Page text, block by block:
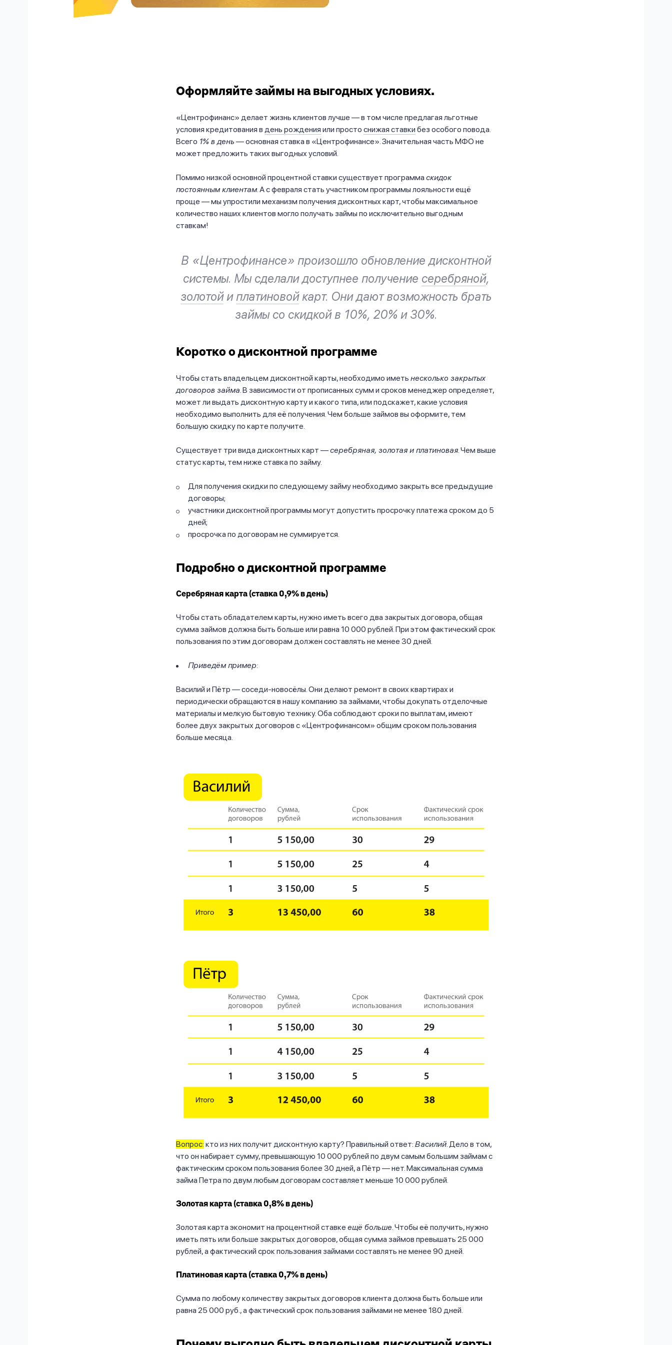
Оформляйте займы на выгодных условиях.
«Центрофинанс» делает жизнь клиентов лучше — в том числе предлагая льготные
условия кредитования в день рождения или просто снижая ставки без особого повода.
Всего 1% в день — основная ставка в «Центрофинансе». Значительная часть МФО не
может предложить таких выгодных условий.
Помимо низкой основной процентной ставки существует программа скидок
постоянным клиентам. А с февраля стать участником программы лояльности ещё
проще — мы упростили механизм получения дисконтных карт, чтобы максимальное
количество наших клиентов могло получать займы по исключительно выгодным
ставкам!
В «Центрофинансе» произошло обновление дисконтной
системы. Мы сделали доступнее получение серебряной,
золотойиплатиновойкарт. Они дают возможность брать
займы со скидкой в 10%, 20% и 30%.
Коротко о дисконтной программе
Чтобы стать владельцем дисконтной карты, необходимо иметь несколько закрытых
договоров займа. В зависимости от прописанных сумм и сроков менеджер определяет,
может ли выдать дисконтную карту и какого типа, или подскажет, какие условия
необходимо выполнить для её получения. Чем больше займов вы оформите, тем
большую скидку по карте получите.
Существует три вида дисконтных карт —серебряная, золотая и платиновая. Чем выше
статус карты, тем ниже ставка по займу.
Для получения скидки по следующему займу необходимо закрыть все предыдущие
договоры;
участники дисконтной программы могут допустить просрочку платежа сроком до 5
дней;
просрочка по договорам не суммируется.
Подробно о дисконтной программе
Серебряная карта (ставка 0,9% в день)
Чтобы стать обладателем карты, нужно иметь всего два закрытых договора, общая
сумма займов должна быть больше или равна 10 000 рублей. При этом фактический срок
пользования по этим договорам должен составлять не менее 30 дней.
Приведём пример:
Василий и Пётр — соседи-новосёлы. Они делают ремонт в своих квартирах и
периодически обращаются в нашу компанию за займами, чтобы докупать отделочные
материалы и мелкую бытовую технику. Оба соблюдают сроки по выплатам, имеют
более двух закрытых договоров с «Центрофинансом» общим сроком пользования
больше месяца.
Вопрос: кто из них получит дисконтную карту? Правильный ответ: Василий . Дело в том,
что он набирает сумму, превышающую 10 000 рублей по двум самым большим займам с
фактическим сроком пользования более 30 дней, а Пётр — нет. Максимальная сумма
займа Петра по двум любым договорам составляет меньше 10 000 рублей.
Золотая карта (ставка 0,8% в день)
Золотая карта экономит на процентной ставке ещё больше . Чтобы её получить, нужно
иметь пять или больше закрытых договоров, общая сумма займов превышать 25 000
рублей, а фактический срок пользования займами составлять не менее 90 дней.
Платиновая карта (ставка 0,7% в день)
Сумма по любому количеству закрытых договоров клиента должна быть больше или
равна 25 000 руб., а фактический срок пользования займами не менее 180 дней.